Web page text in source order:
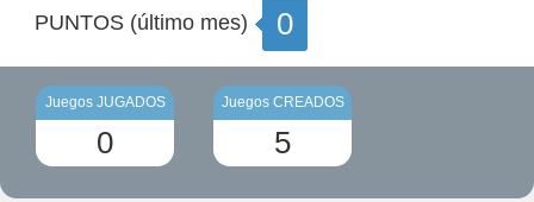
PUNTOS (último mes) 0
Juegos JUGADOS
0
Juegos CREADOS
5